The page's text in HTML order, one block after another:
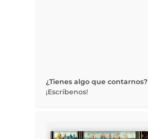
¿Tienes algo que contarnos?
¡Escríbenos!